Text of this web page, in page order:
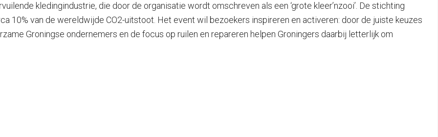
kledingindustrie, die door de organisatie wordt omschreven als een ‘grote kleer’nzooi’. De stichting
10% van de wereldwijde CO2-uitstoot. Het event wil bezoekers inspireren en activeren: door de juiste keuzes
Groningse ondernemers en de focus op ruilen en repareren helpen Groningers daarbij letterlijk om